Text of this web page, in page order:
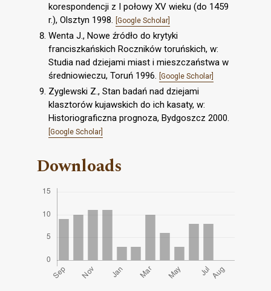
korespondencji z I połowy XV wieku (do 1459
r.), Olsztyn 1998. [Google Scholar]
Wenta J., Nowe źródło do krytyki
franciszkańskich Roczników toruńskich, w:
Studia nad dziejami miast i mieszczaństwa w
średniowieczu, Toruń 1996. [Google Scholar]
Zyglewski Z., Stan badań nad dziejami
klasztorów kujawskich do ich kasaty, w:
Historiograficzna prognoza, Bydgoszcz 2000.
[Google Scholar]
Downloads